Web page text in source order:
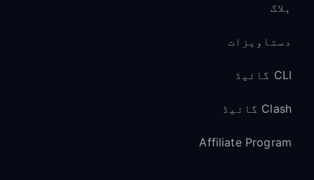
بلاگ
دستاویزات
CLI گائیڈ
Clash گائیڈ
Affiliate Program